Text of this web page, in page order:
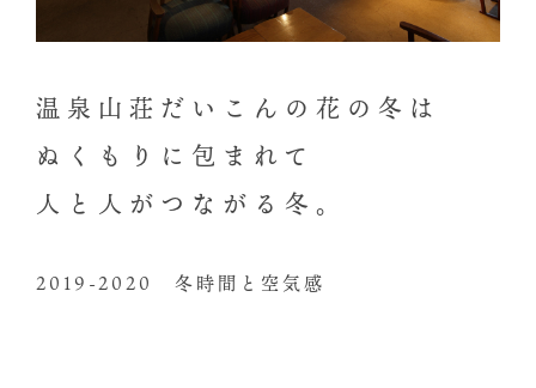
温泉山荘だいこんの花の冬は
ぬくもりに包まれて
人と人がつながる冬。
2019-2020 冬時間と空気感